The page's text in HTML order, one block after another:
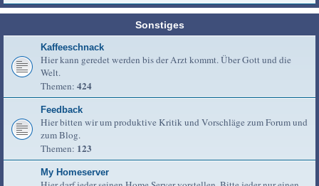
Sonstiges
Kaffeeschnack
Hier kann geredet werden bis der Arzt kommt. Über Gott und die
Welt.
Themen: 424
Feedback
Hier bitten wir um produktive Kritik und Vorschläge zum Forum und
zum Blog.
Themen: 123
My Homeserver